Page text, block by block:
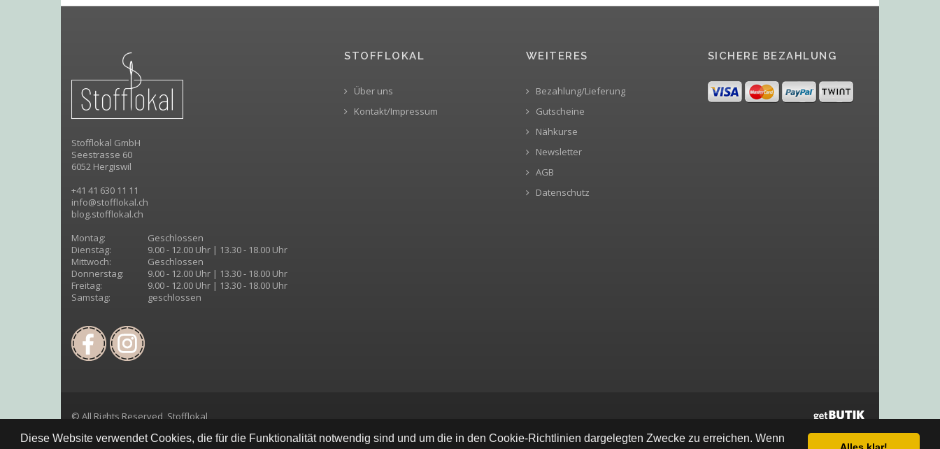
Diese Website verwendet Cookies, die für die Funktionalität notwendig sind und um die in den Cookie-Richtlinien dargelegten Zwecke zu erreichen. Wenn
Stofflokal GmbH
Seestrasse 60
6052 Hergiswil
+41 41 630 11 11
info@stofflokal.ch
blog.stofflokal.ch
Montag:
Geschlossen
Dienstag:
9.00 - 12.00 Uhr | 13.30 - 18.00 Uhr
Mittwoch:
Geschlossen
Donnerstag:
9.00 - 12.00 Uhr | 13.30 - 18.00 Uhr
Freitag:
9.00 - 12.00 Uhr | 13.30 - 18.00 Uhr
Samstag:
geschlossen
STOFFLOKAL
Über uns
Kontakt/Impressum
WEITERES
Bezahlung/Lieferung
Gutscheine
Nähkurse
Newsletter
AGB
Datenschutz
SICHERE BEZAHLUNG
© All Rights Reserved, Stofflokal